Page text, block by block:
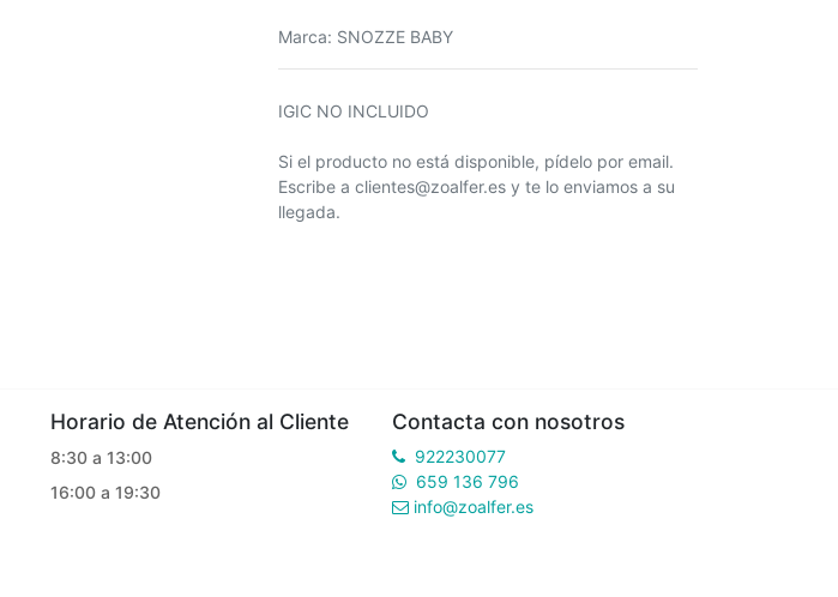
Marca: SNOZZE BABY
IGIC NO INCLUIDO
Si el producto no está disponible, pídelo por email.
Escribe a clientes@zoalfer.es y te lo enviamos a su
llegada.
Horario de Atención al Cliente
8:30 a 13:00
16:00 a 19:30
Contacta con nosotros
922230077
659 136 796
info@zoalfer.es